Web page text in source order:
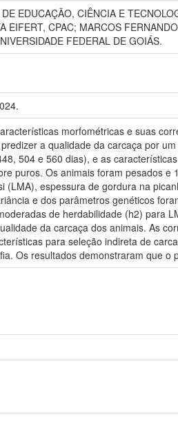
EDUCAÇÃO, CIÊNCIA E
EIFERT, CPAC; MARCOS
FEDERAL DE GOIÁS.
morfométricas e suas
a qualidade da carcaça por
504 e 560 dias), e as
puros. Os animais foram pesados
espessura de gordura na
e dos parâmetros genéticos
de herdabilidade (h2) para
da carcaça dos animais. As
para seleção indireta de
Os resultados demonstraram que